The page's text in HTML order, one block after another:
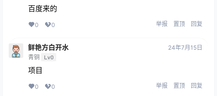
百度来的
0 0 举报 置顶 回复
鲜艳方白开水
青铜 Lv0
24年7月15日
项目
0 0 举报 置顶 回复